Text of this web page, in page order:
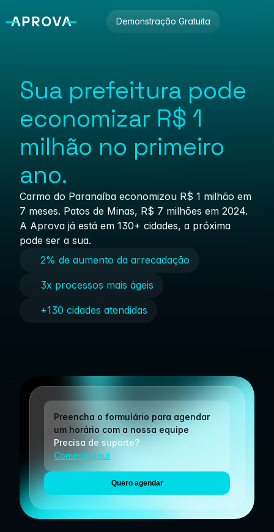
Demonstração Gratuita
Sua prefeitura pode
economizar R$ 1
milhão no primeiro
ano.
Carmo do Paranaíba economizou R$ 1 milhão em
7 meses. Patos de Minas, R$ 7 milhões em 2024.
A Aprova já está em 130+ cidades, a próxima
pode ser a sua.
2% de aumento da arrecadação
3x processos mais ágeis
+130 cidades atendidas
Preencha o formulário para agendar
um horário com a nossa equipe
Precisa de suporte?
Comece aqui
Quero agendar